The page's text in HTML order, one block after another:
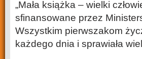
„Mała książka – wielki
sfinansowane przez
Wszystkim pierwszakom
każdego dnia i sprawiała